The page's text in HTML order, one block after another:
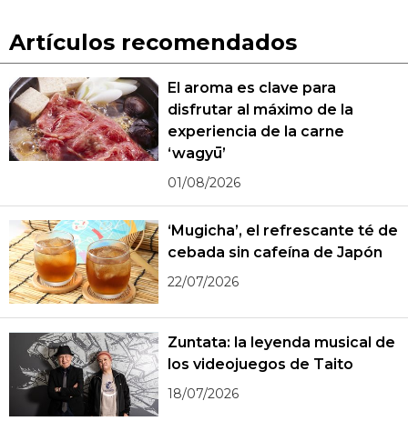
Artículos recomendados
El aroma es clave para
disfrutar al máximo de la
experiencia de la carne
‘wagyū’
01/08/2026
‘Mugicha’, el refrescante té de
cebada sin cafeína de Japón
22/07/2026
Zuntata: la leyenda musical de
los videojuegos de Taito
18/07/2026